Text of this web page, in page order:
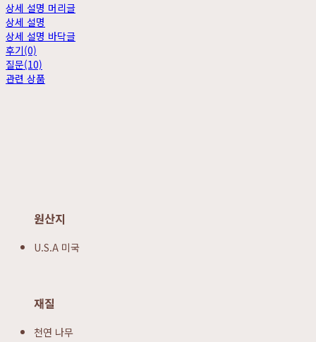
상세 설명 머리글
상세 설명
상세 설명 바닥글
후기(0)
질문(10)
관련 상품
원산지
U.S.A 미국
재질
천연 나무